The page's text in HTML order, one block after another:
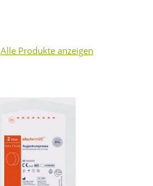
Alle Produkte anzeigen